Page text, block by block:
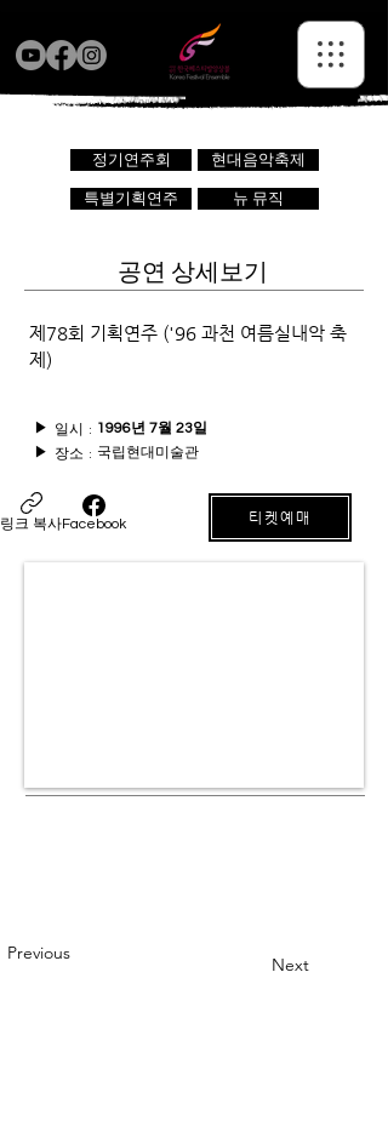
정기연주회 현대음악축제
특별기획연주 뉴 뮤직
공연 상세보기
제78회 기획연주 ('96 과천 여름실내악 축
제)
1996년 7월 23일
일시 :
▶
▶
장소 : 국립현대미술관
링크 복사Facebook 티켓예매
Previous
Next